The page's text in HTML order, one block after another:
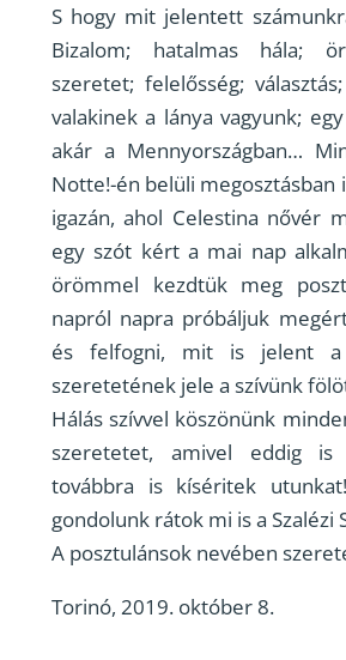
S hogy mit jelentett
Bizalom; hatalmas hála;
szeretet; felelősség;
valakinek a lánya vagyunk;
akár a Mennyországban…
Notte!-én belüli
igazán, ahol Celestina nővér
egy szót kért a mai nap
örömmel kezdtük meg
napról napra próbáljuk
és felfogni, mit is jelent a
szeretetének jele a szívünk
Hálás szívvel köszönünk
szeretetet, amivel eddig
továbbra is kíséritek
gondolunk rátok mi is a Szalézi
A posztulánsok nevében
Torinó, 2019. október 8.